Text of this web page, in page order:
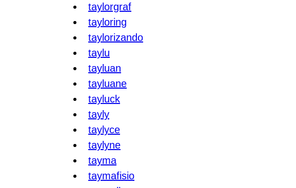
taylorgraf
tayloring
taylorizando
taylu
tayluan
tayluane
tayluck
tayly
taylyce
taylyne
tayma
taymafisio